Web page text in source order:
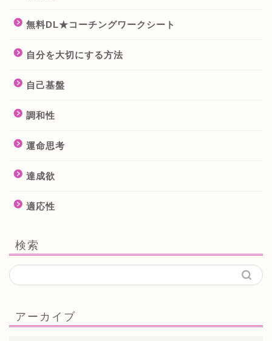
無料DL★コーチングワークシート
自分を大切にする方法
自己基盤
調和性
運命思考
達成欲
適応性
検索
アーカイブ